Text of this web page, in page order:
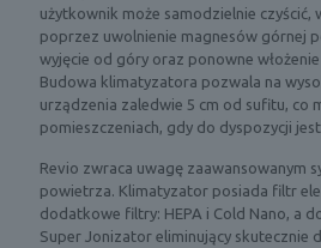
użytkownik może samodzielnie czyścić,
poprzez uwolnienie magnesów górnej
wyjęcie od góry oraz ponowne
Budowa klimatyzatora pozwala na
urządzenia zaledwie 5 cm od sufitu, co
pomieszczeniach, gdy do dyspozycji
Revio zwraca uwagę zaawansowanym
powietrza. Klimatyzator posiada filtr
dodatkowe filtry: HEPA i Cold Nano, a
Super Jonizator eliminujący skutecznie